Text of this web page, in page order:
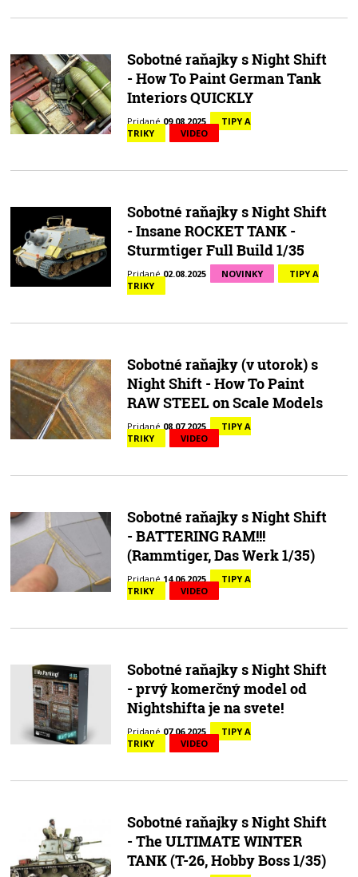
Sobotné raňajky s Night Shift
- How To Paint German Tank
Interiors QUICKLY
Pridané09.08.2025
TIPY A
TRIKY
VIDEO
Sobotné raňajky s Night Shift
- Insane ROCKET TANK -
Sturmtiger Full Build 1/35
Pridané02.08.2025 NOVINKY
TIPY A
TRIKY
Sobotné raňajky (v utorok) s
Night Shift - How To Paint
RAW STEEL on Scale Models
Pridané08.07.2025
TIPY A
TRIKY
VIDEO
Sobotné raňajky s Night Shift
- BATTERING RAM!!!
(Rammtiger, Das Werk 1/35)
Pridané14.06.2025
TIPY A
TRIKY
VIDEO
Sobotné raňajky s Night Shift
- prvý komerčný model od
Nightshifta je na svete!
Pridané07.06.2025
TIPY A
TRIKY
VIDEO
Sobotné raňajky s Night Shift
- The ULTIMATE WINTER
TANK (T-26, Hobby Boss 1/35)